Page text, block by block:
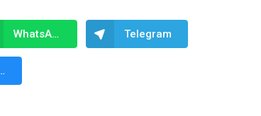
WhatsApp Telegram